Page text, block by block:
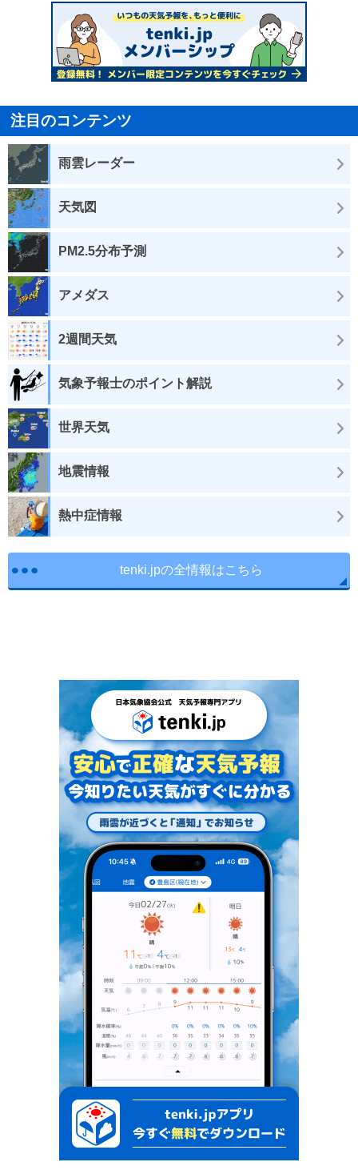
注目のコンテンツ
雨雲レーダー
天気図
PM2.5分布予測
アメダス
2週間天気
気象予報士のポイント解説
世界天気
地震情報
熱中症情報
tenki.jpの全情報はこちら